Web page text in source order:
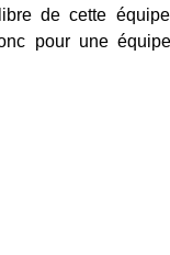
de cette
pour une